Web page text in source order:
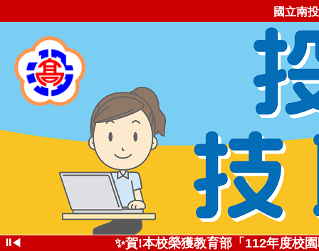
國立南
⏸◀
✨投高技職尚勇!✨113學年全國
✨賀!本校榮獲教育部「112年度校